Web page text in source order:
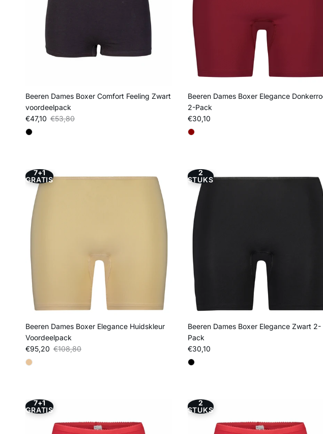
Beeren Dames Boxer Comfort Feeling Zwart
voordeelpack
Verkoopprijs
€47,10 Reguliere prijs
€53,80
Beeren Dames Boxer Elegance
2-Pack
Reguliere prijs
€30,10
7+1
GRATIS
Beeren Dames Boxer Elegance Huidskleur
Voordeelpack
Verkoopprijs
€95,20 Reguliere prijs
€108,80
2
STUKS
Beeren Dames Boxer Elegance Zwart 2-
Pack
Reguliere prijs
€30,10
7+1
GRATIS
2
STUKS